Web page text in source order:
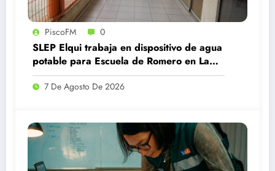
PiscoFM 0
SLEP Elqui trabaja en dispositivo de agua
potable para Escuela de Romero en La
Serena que continúa sin clases por daño
en APR
7 De Agosto De 2026